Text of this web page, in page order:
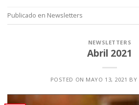
Publicado en Newsletters
NEWSLETTERS
Abril 2021
POSTED ON MAYO 13, 2021 BY